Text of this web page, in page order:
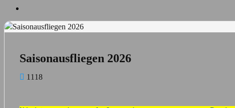
Bild
Saisonausfliegen 2026
1118